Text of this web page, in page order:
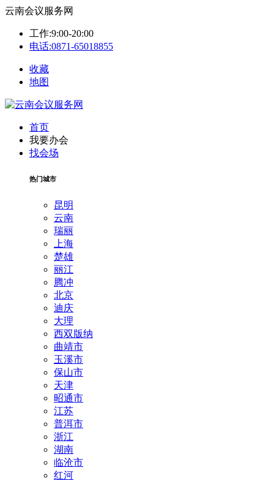
云南会议服务网
工作:9:00-20:00
电话:0871-65018855
收藏
地图
首页
我要办会
找会场
热门城市
昆明
云南
瑞丽
上海
楚雄
丽江
腾冲
北京
迪庆
大理
西双版纳
曲靖市
玉溪市
保山市
天津
昭通市
江苏
普洱市
浙江
湖南
临沧市
红河